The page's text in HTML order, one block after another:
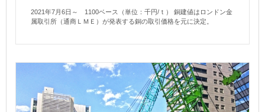
2021年7月6日～ 1100ベース（単位：千円/ｔ） 銅建値はロンドン金
属取引所（通商ＬＭＥ）が発表する銅の取引価格を元に決定。